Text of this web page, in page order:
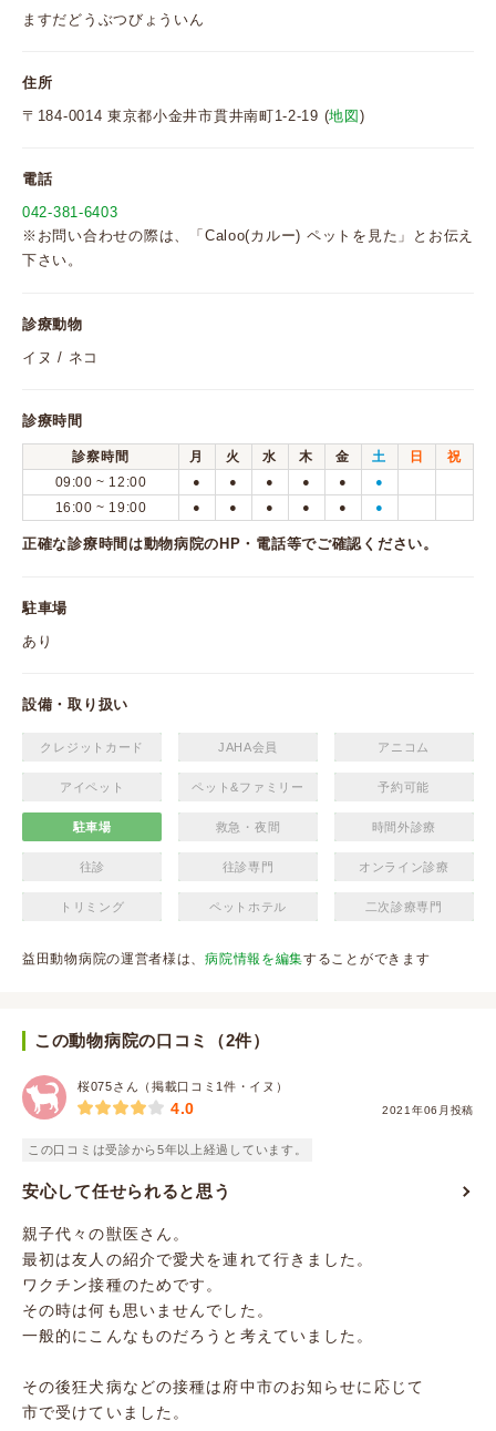
ますだどうぶつびょういん
住所
〒184-0014 東京都小金井市貫井南町1-2-19 (地図 )
電話
042-381-6403
※お問い合わせの際は、「Caloo(カルー) ペットを見た」とお伝え
下さい。
診療動物
イヌ / ネコ
診療時間
診察時間 月 火 水 木 金 土 日
祝
09:00 ~ 12:00
● ● ● ● ● ●
16:00 ~ 19:00 ● ● ● ● ● ●
正確な診療時間は動物病院のHP・電話等でご確認ください。
駐車場
あり
設備・取り扱い
クレジットカード JAHA会員 アニコム
アイペット ペット&ファミリー 予約可能
駐車場 救急・夜間 時間外診療
往診 往診専門 オンライン診療
トリミング ペットホテル 二次診療専門
益田動物病院の運営者様は、病院情報を編集することができます
この動物病院の口コミ（2件）
桜075さん（掲載口コミ1件・イヌ）
2021年06月投稿
4.0
この口コミは受診から5年以上経過しています。
安心して任せられると思う
親子代々の獣医さん。
最初は友人の紹介で愛犬を連れて行きました。
ワクチン接種のためです。
その時は何も思いませんでした。
一般的にこんなものだろうと考えていました。
その後狂犬病などの接種は府中市のお知らせに応じて
市で受けていました。